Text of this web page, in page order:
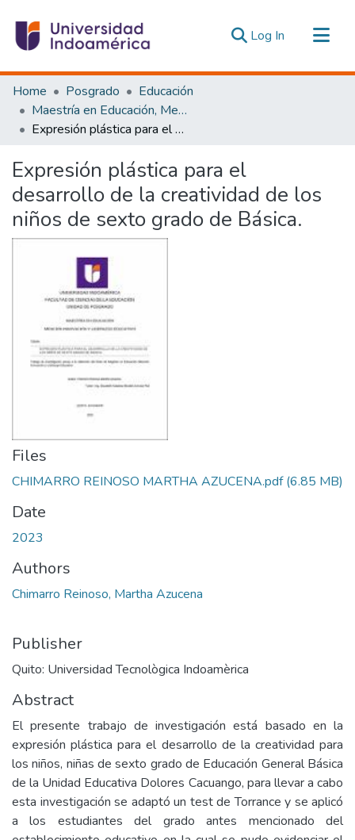
Log In (current)
Communities & Collections
All of DSpace
Statistics
Estadísticas Externas
Home Posgrado
Educación
Maestría en Educación, Mención Innovación y Liderazgo Educativo
Expresión plástica para el desarrollo de la creatividad de los niños de sexto grado de Básica.
Expresión plástica para el
desarrollo de la creatividad de los
niños de sexto grado de Básica.
Files
CHIMARRO REINOSO MARTHA AZUCENA.pdf(6.85 MB)
Date
2023
Authors
Chimarro Reinoso, Martha Azucena
Publisher
Quito: Universidad Tecnològica Indoamèrica
Abstract
El presente trabajo de investigación está basado en la
expresión plástica para el desarrollo de la creatividad para
los niños, niñas de sexto grado de Educación General Básica
de la Unidad Educativa Dolores Cacuango, para llevar a cabo
esta investigación se adaptó un test de Torrance y se aplicó
a los estudiantes del grado antes mencionado del